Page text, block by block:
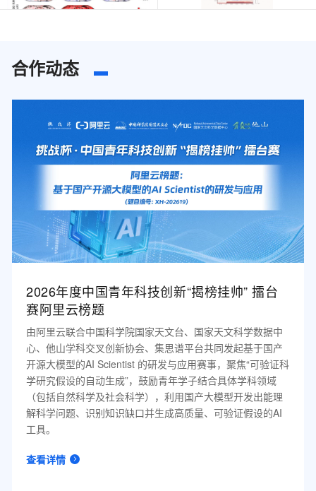
合作动态
2026年度中国青年科技创新“揭榜挂帅” 擂台
赛阿里云榜题
由阿里云联合中国科学院国家天文台、国家天文科学数据中
心、他山学科交叉创新协会、集思谱平台共同发起基于国产
开源大模型的AI Scientist 的研发与应用赛事，聚焦“可验证科
学研究假设的自动生成”，鼓励青年学子结合具体学科领域
（包括自然科学及社会科学），利用国产大模型开发出能理
解科学问题、识别知识缺口并生成高质量、可验证假设的AI
工具。
查看详情